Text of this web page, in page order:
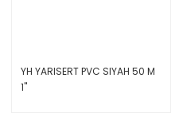
YH YARISERT PVC SIYAH 50 M
1''